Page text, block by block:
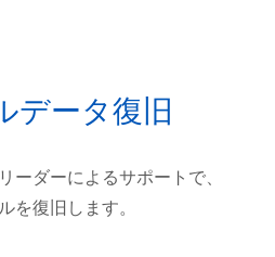
データ復旧
ーダーによるサポートで、
を復旧します。